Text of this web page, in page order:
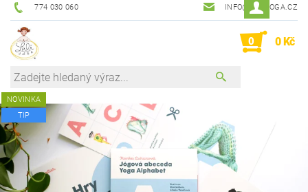
774 030 060 INFO@LALIJOGA.CZ
0 0 Kč
NOVINKA
TIP